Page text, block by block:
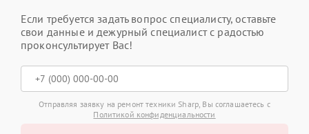
Если требуется задать вопрос специалисту, оставьте
свои данные и дежурный специалист с радостью
проконсультирует Вас!
Отправляя заявку на ремонт техники Sharp, Вы соглашаетесь с
Политикой конфиденциальности